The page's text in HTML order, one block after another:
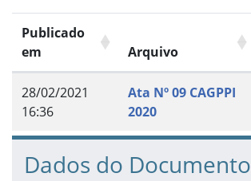
Publicado
em
Arquivo
28/02/2021
16:36
Ata Nº 09 CAGPPI
2020
Dados do Documento